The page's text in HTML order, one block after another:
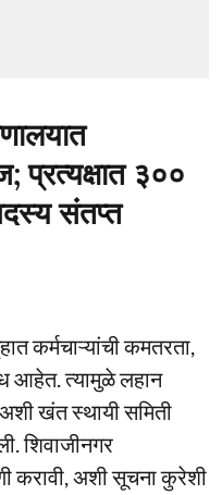
३००
संतप्त
कर्मचाऱ्यांची कमतरता,
त्यामुळे लहान
खंत स्थायी समिती
शिवाजीनगर
करावी, अशी सूचना कुरेशी